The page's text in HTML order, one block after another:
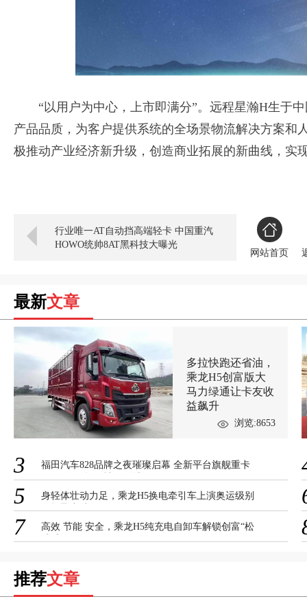
“以用户为中心，上市即满分”。远程星瀚H生于中
产品品质，为客户提供系统的全场景物流解决方案和
极推动产业经济新升级，创造商业拓展的新曲线，实
行业唯一AT自动挡高端轻卡 中国重汽
HOWO统帅8AT黑科技大曝光
网站首页
最新文章
多拉快跑还省油，
乘龙H5创富版大
马力绿通让卡友收
益飙升
浏览:8653
3
福田汽车828品牌之夜璀璨启幕 全新平台旗舰重卡
5
身轻体壮动力足，乘龙H5换电牵引车上演奥运级别
7
高效 节能 安全，乘龙H5纯充电自卸车解锁创富“松
推荐文章